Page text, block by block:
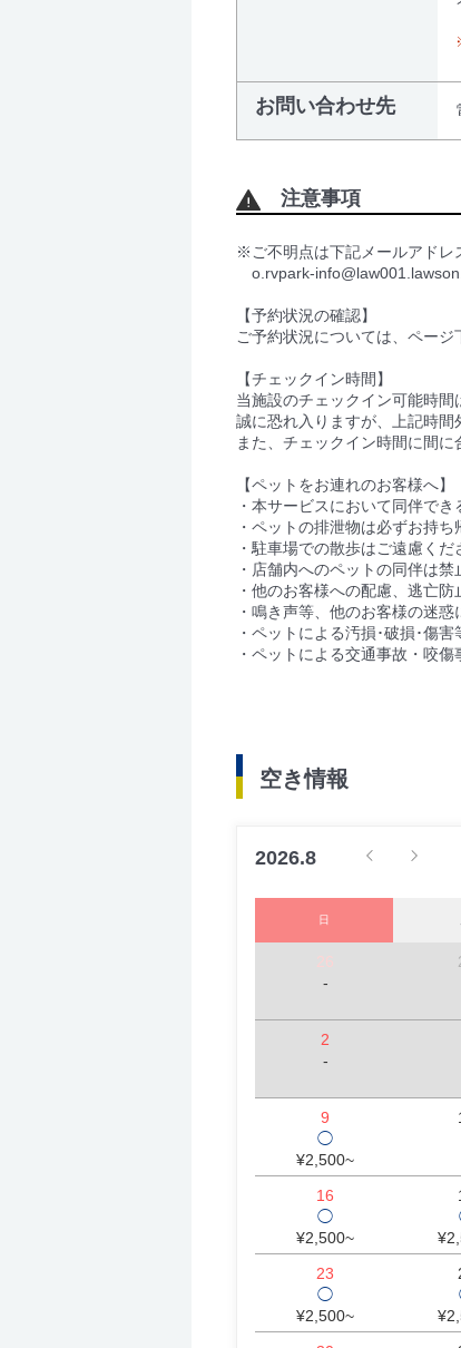
お問い合わせ先
注意事項
※ご不明点は下記メールアドレ
o.rvpark-
【予約状況の確認】
ご予約状況については、ページ
【チェックイン時間】
当施設のチェックイン可能時間
誠に恐れ入りますが、上記時間
また、チェックイン時間に間
【ペットをお連れのお客様へ】
・本サービスにおいて同伴で
・ペットの排泄物は必ずお持ち
・駐車場での散歩はご遠慮くだ
・店舗内へのペットの同伴は禁
・他のお客様への配慮、逃亡防
・鳴き声等、他のお客様の迷惑
・ペットによる汚損･破損･傷
・ペットによる交通事故・咬
空き情報
2026.8
日
26
-
2
-
9
◯
¥2,500~
16
◯
¥2,500~
23
◯
¥2,500~